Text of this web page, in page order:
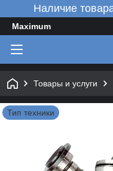
Наличие
Maximum
Товары и услуги
Тип техники